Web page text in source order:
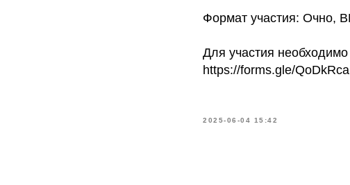
Формат участия: Очно,
Для участия
https://forms.gle/
2025-06-04 15:42